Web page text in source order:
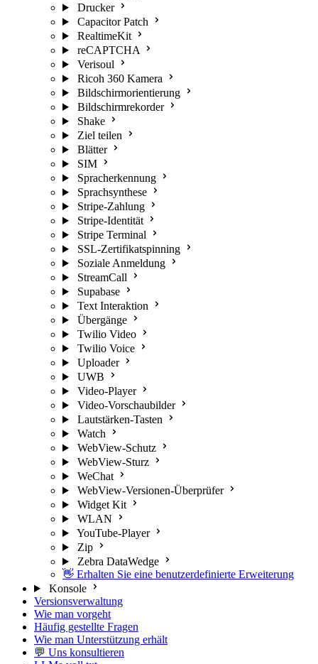
Drucker
Capacitor Patch
RealtimeKit
reCAPTCHA
Verisoul
Ricoh 360 Kamera
Bildschirmorientierung
Bildschirmrekorder
Shake
Ziel teilen
Blätter
SIM
Spracherkennung
Sprachsynthese
Stripe-Zahlung
Stripe-Identität
Stripe Terminal
SSL-Zertifikatspinning
Soziale Anmeldung
StreamCall
Supabase
Text Interaktion
Übergänge
Twilio Video
Twilio Voice
Uploader
UWB
Video-Player
Video-Vorschaubilder
Lautstärken-Tasten
Watch
WebView-Schutz
WebView-Sturz
WeChat
WebView-Versionen-Überprüfer
Widget Kit
WLAN
YouTube-Player
Zip
Zebra DataWedge
👋 Erhalten Sie eine benutzerdefinierte Erweiterung
Konsole
Versionsverwaltung
Wie man vorgeht
Häufig gestellte Fragen
Wie man Unterstützung erhält
💬 Uns konsultieren